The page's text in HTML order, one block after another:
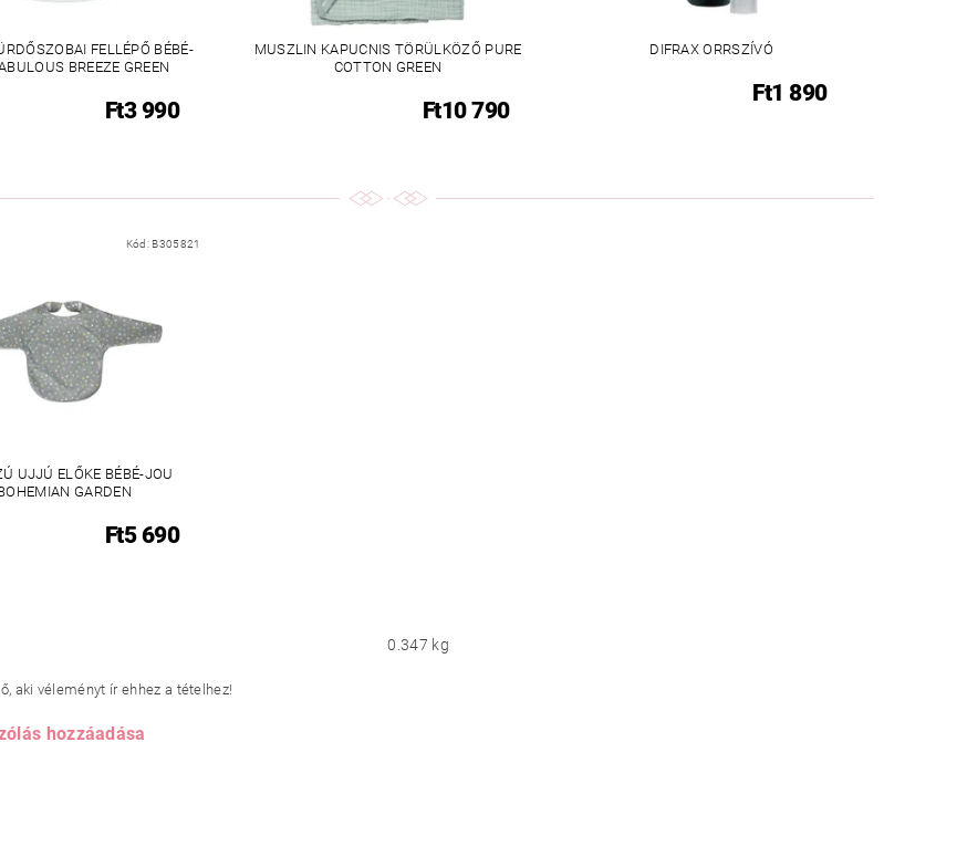
FELLÉPŐ BÉBÉ-
BREEZE GREEN
Ft3 990
MUSZLIN KAPUCNIS TÖRÜLKÖZŐ PURE
COTTON GREEN
Ft10 790
DIFRAX ORRSZÍVÓ
Ft1 890
Kód: B305821
UJJÚ ELŐKE BÉBÉ-JOU
GARDEN
Ft5 690
0.347 kg
aki véleményt ír ehhez a tételhez!
hozzáadása